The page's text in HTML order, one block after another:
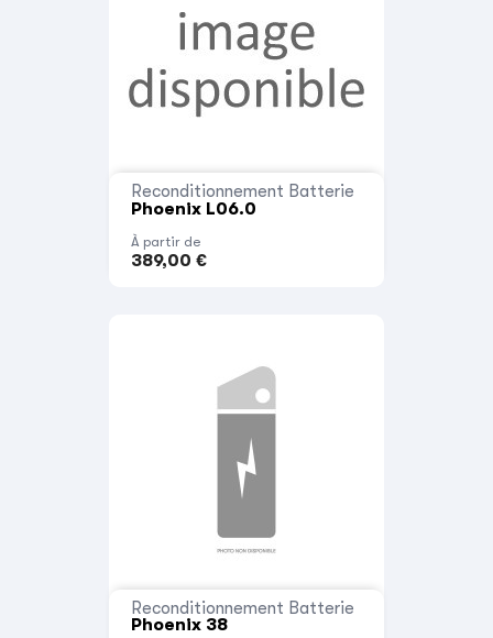
Reconditionnement Batterie
Phoenix L06.0
À partir de
389,00 €
Reconditionnement Batterie
Phoenix 38